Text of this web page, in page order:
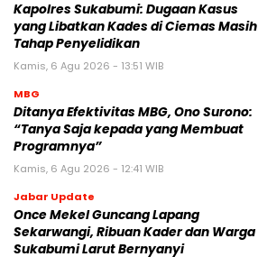
Kapolres Sukabumi: Dugaan Kasus
yang Libatkan Kades di Ciemas Masih
Tahap Penyelidikan
Kamis, 6 Agu 2026 - 13:51 WIB
MBG
‎Ditanya Efektivitas MBG, Ono Surono:
“Tanya Saja kepada yang Membuat
Programnya”‎
Kamis, 6 Agu 2026 - 12:41 WIB
Jabar Update
Once Mekel Guncang Lapang
Sekarwangi, Ribuan Kader dan Warga
Sukabumi Larut Bernyanyi